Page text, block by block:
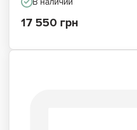
17 550 грн